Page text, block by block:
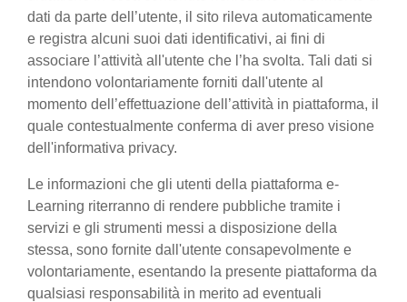
dati da parte dell’utente, il sito rileva automaticamente
e registra alcuni suoi dati identificativi, ai fini di
associare l’attività all'utente che l’ha svolta. Tali dati si
intendono volontariamente forniti dall'utente al
momento dell’effettuazione dell’attività in piattaforma, il
quale contestualmente conferma di aver preso visione
dell'informativa privacy.
Le informazioni che gli utenti della piattaforma e-
Learning riterranno di rendere pubbliche tramite i
servizi e gli strumenti messi a disposizione della
stessa, sono fornite dall'utente consapevolmente e
volontariamente, esentando la presente piattaforma da
qualsiasi responsabilità in merito ad eventuali